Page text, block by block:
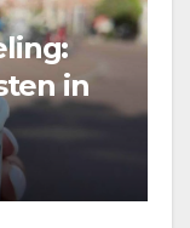
in